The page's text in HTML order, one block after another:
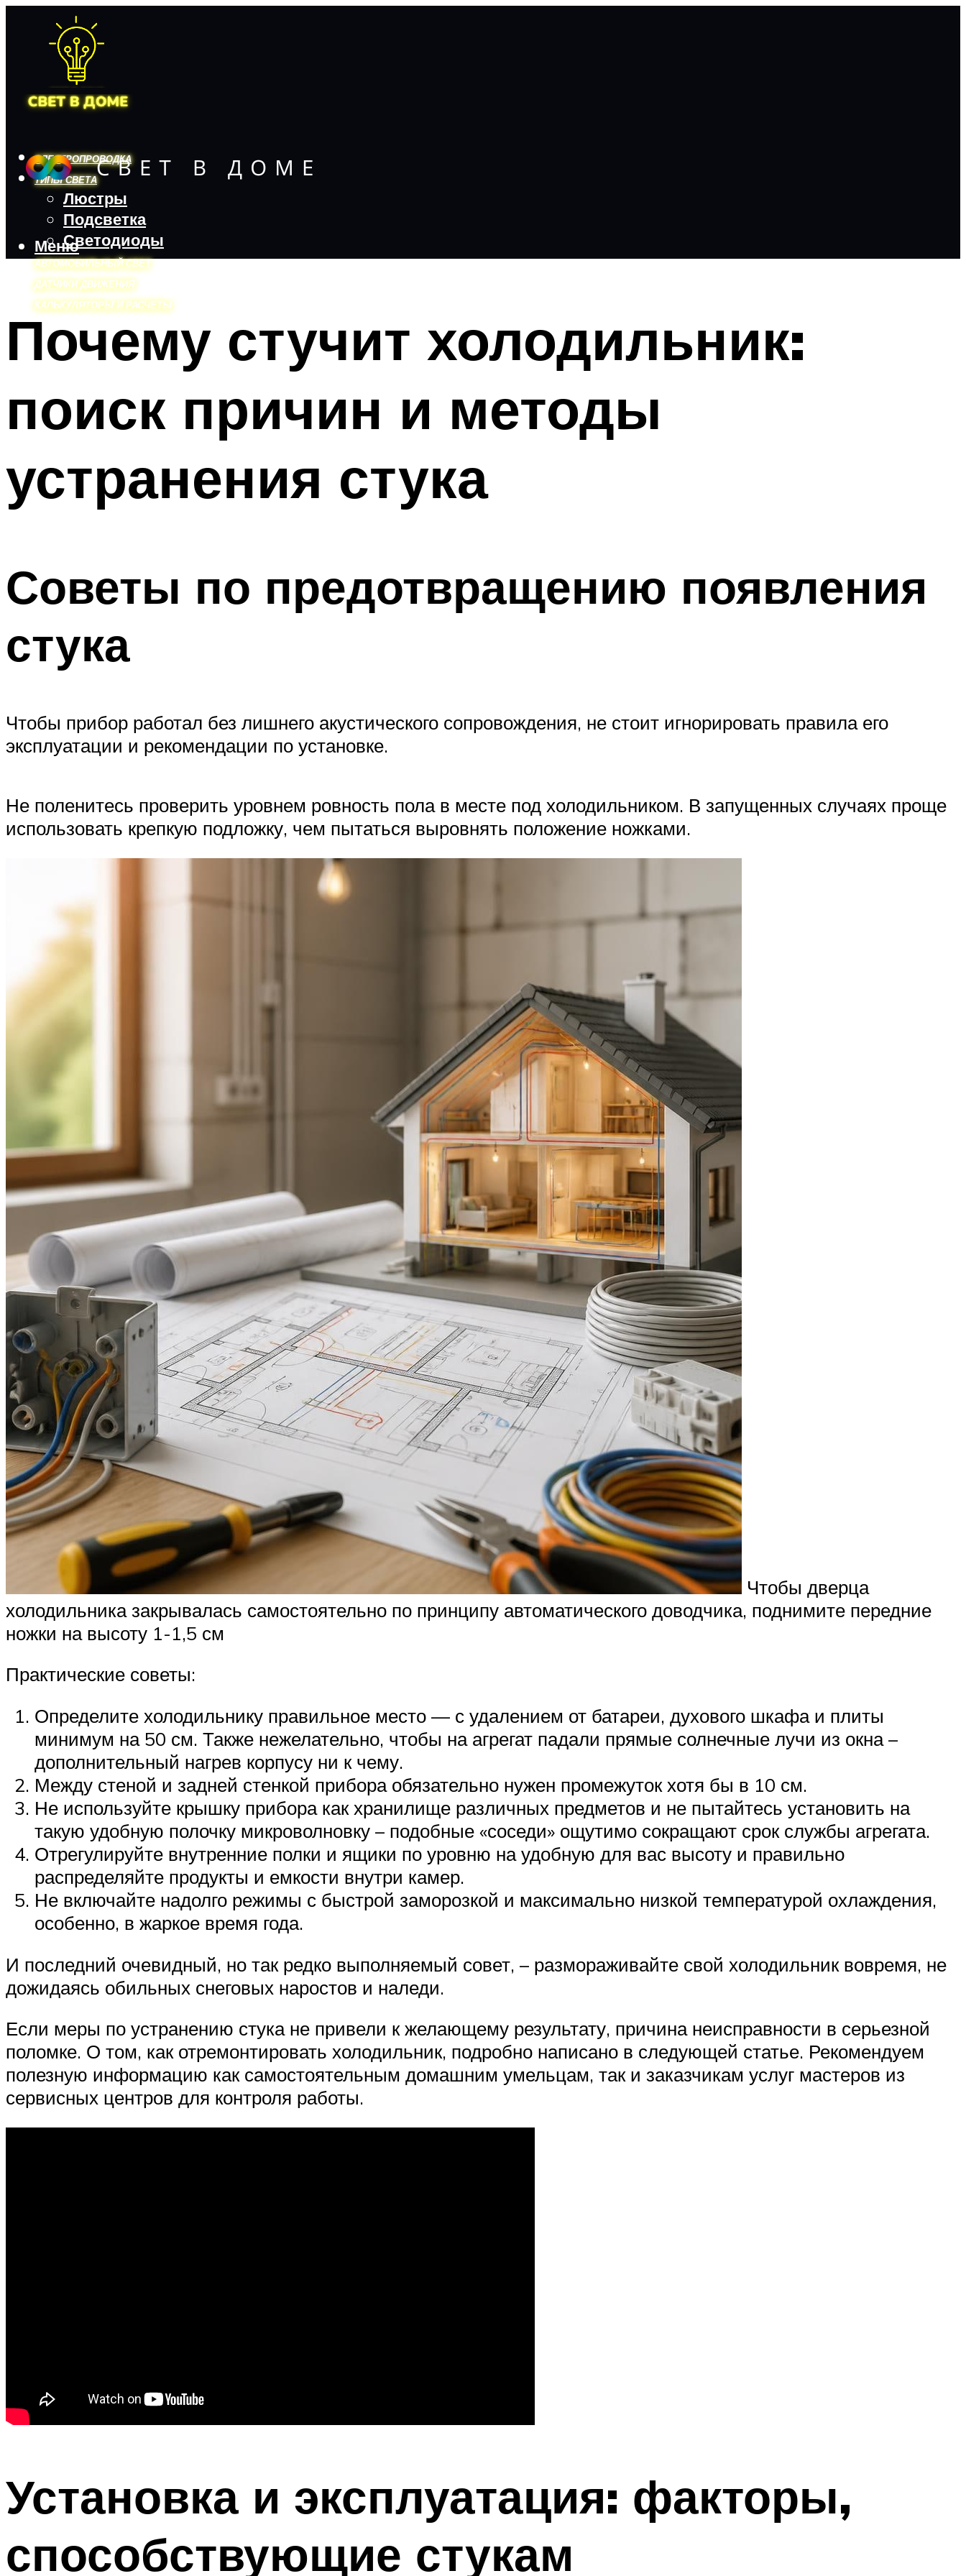
ЭЛЕКТРОПРОВОДКА
ТИПЫ СВЕТА
Люстры
Подсветка
Светодиоды
АВТОМОБИЛЬНЫЙ СВЕТ
ДАТЧИКИ ДВИЖЕНИЯ
КАЛЬКУЛЯТОРЫ И РАСЧЕТЫ
Меню
Меню
Почему стучит холодильник:
поиск причин и методы
устранения стука
Советы по предотвращению появления
стука
Чтобы прибор работал без лишнего акустического сопровождения, не стоит игнорировать правила его
эксплуатации и рекомендации по установке.
Не поленитесь проверить уровнем ровность пола в месте под холодильником. В запущенных случаях проще
использовать крепкую подложку, чем пытаться выровнять положение ножками.
Чтобы дверца
холодильника закрывалась самостоятельно по принципу автоматического доводчика, поднимите передние
ножки на высоту 1-1,5 см
Практические советы:
Определите холодильнику правильное место — с удалением от батареи, духового шкафа и плиты
минимум на 50 см. Также нежелательно, чтобы на агрегат падали прямые солнечные лучи из окна –
дополнительный нагрев корпусу ни к чему.
Между стеной и задней стенкой прибора обязательно нужен промежуток хотя бы в 10 см.
Не используйте крышку прибора как хранилище различных предметов и не пытайтесь установить на
такую удобную полочку микроволновку – подобные «соседи» ощутимо сокращают срок службы агрегата.
Отрегулируйте внутренние полки и ящики по уровню на удобную для вас высоту и правильно
распределяйте продукты и емкости внутри камер.
Не включайте надолго режимы с быстрой заморозкой и максимально низкой температурой охлаждения,
особенно, в жаркое время года.
И последний очевидный, но так редко выполняемый совет, – размораживайте свой холодильник вовремя, не
дожидаясь обильных снеговых наростов и наледи.
Если меры по устранению стука не привели к желающему результату, причина неисправности в серьезной
поломке. О том, как отремонтировать холодильник, подробно написано в следующей статье. Рекомендуем
полезную информацию как самостоятельным домашним умельцам, так и заказчикам услуг мастеров из
сервисных центров для контроля работы.
Установка и эксплуатация: факторы,
способствующие стукам